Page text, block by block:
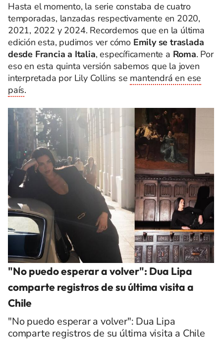
Hasta el momento, la serie constaba de cuatro
temporadas, lanzadas respectivamente en 2020,
2021, 2022 y 2024. Recordemos que en la última
edición esta, pudimos ver cómo Emily se traslada
desde Francia a Italia, específicamente a Roma. Por
eso en esta quinta versión sabemos que la joven
interpretada por Lily Collins se mantendrá en ese
país.
"No puedo esperar a volver": Dua Lipa
comparte registros de su última visita a
Chile
"No puedo esperar a volver": Dua Lipa
comparte registros de su última visita a Chile